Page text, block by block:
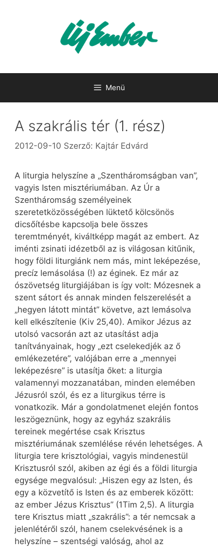
Menü
A szakrális tér (1. rész)
2012-09-10 Szerző: Kajtár Edvárd
A liturgia helyszíne a „Szentháromságban van”,
vagyis Isten misztériumában. Az Úr a
Szentháromság személyeinek
szeretetközösségében lüktető kölcsönös
dicsőítésbe kapcsolja bele összes
teremtményét, kiváltképp magát az embert. Az
iménti zsinati idézetből az is világosan kitűnik,
hogy földi liturgiánk nem más, mint leképezése,
precíz lemásolása (!) az éginek. Ez már az
ószövetség liturgiájában is így volt: Mózesnek a
szent sátort és annak minden felszerelését a
„hegyen látott mintát” követve, azt lemásolva
kell elkészítenie (Kiv 25,40). Amikor Jézus az
utolsó vacsorán azt az utasítást adja
tanítványainak, hogy „ezt cselekedjék az ő
emlékezetére”, valójában erre a „mennyei
leképezésre” is utasítja őket: a liturgia
valamennyi mozzanatában, minden elemében
Jézusról szól, és ez a liturgikus térre is
vonatkozik. Már a gondolatmenet elején fontos
leszögeznünk, hogy az egyház szakrális
tereinek megértése csak Krisztus
misztériumának szemlélése révén lehetséges. A
liturgia tere krisztológiai, vagyis mindenestül
Krisztusról szól, akiben az égi és a földi liturgia
egysége megvalósul: „Hiszen egy az Isten, és
egy a közvetítő is Isten és az emberek között:
az ember Jézus Krisztus” (1Tim 2,5). A liturgia
tere Krisztus miatt „szakrális”: a tér nemcsak a
jelenlétéről szól, hanem cselekvésének is a
helyszíne – szentségi valóság, ahol az